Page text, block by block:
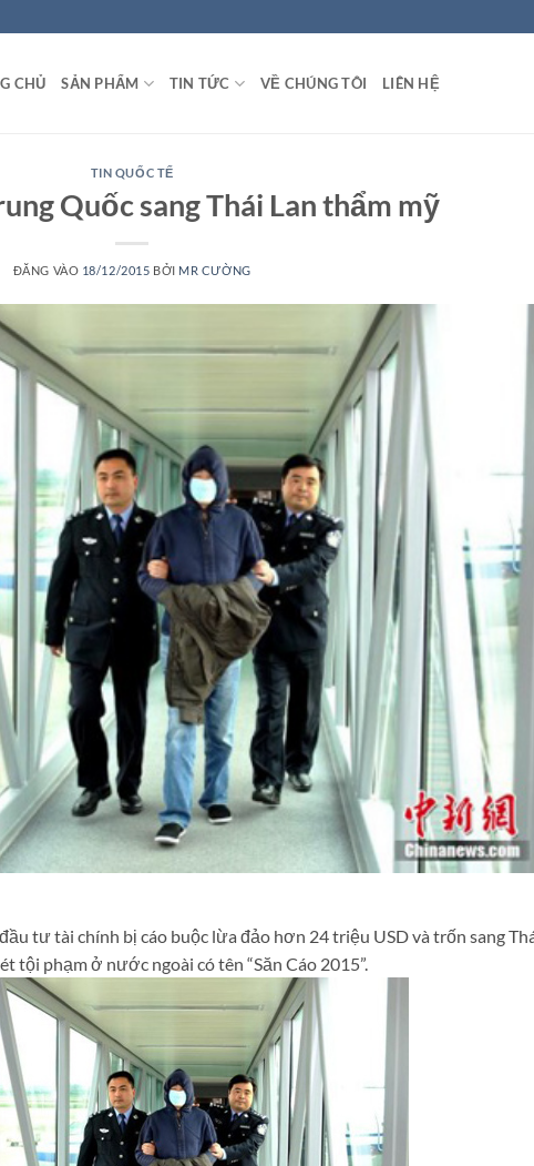
CHỦ SẢN PHẨM TIN TỨC VỀ CHÚNG TÔI LIÊN HỆ
TIN QUỐC TẾ
Quốc sang Thái Lan thẩm mỹ
ĐĂNG VÀO 18/12/2015 BỞI MR CƯỜNG
tư tài chính bị cáo buộc lừa đảo hơn 24 triệu USD và trốn sang
tội phạm ở nước ngoài có tên “Săn Cáo 2015”.